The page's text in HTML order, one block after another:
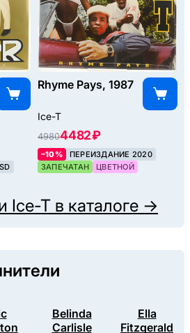
Rhyme Pays, 1987
Ice-T
49804482 ₽
–10%
ПЕРЕИЗДАНИЕ 2020
ЗАПЕЧАТАН
ЦВЕТНОЙ
Ice-T в каталоге →
Belinda
Carlisle
Ella
Fitzgerald